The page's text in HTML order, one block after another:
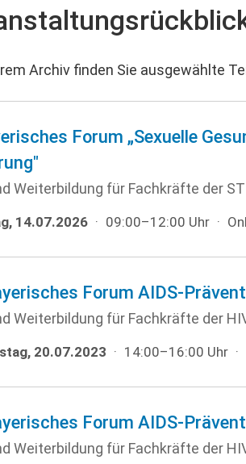
Archiv finden Sie ausgewählte
Forum „Sexuelle
Weiterbildung für Fachkräfte der
14.07.2026 · 09:00–12:00 Uhr ·
Forum AIDS-
Weiterbildung für Fachkräfte der
20.07.2023 · 14:00–16:00 Uhr ·
Forum AIDS-
Weiterbildung für Fachkräfte der